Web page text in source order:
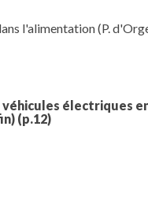
l'alimentation (P.
électriques
(p.12)